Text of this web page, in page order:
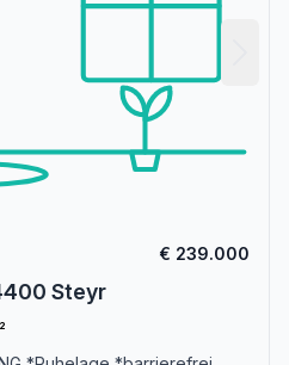
€ 239.000
Steyr